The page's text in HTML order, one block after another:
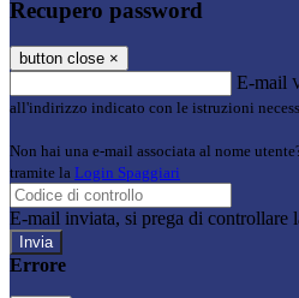
Recupero password
button close ×
E-mail
all'indirizzo indicato con le istruzioni
Non hai una e-mail associata al nome
tramite la Login Spaggiari
E-mail inviata, si prega di controllare
Errore